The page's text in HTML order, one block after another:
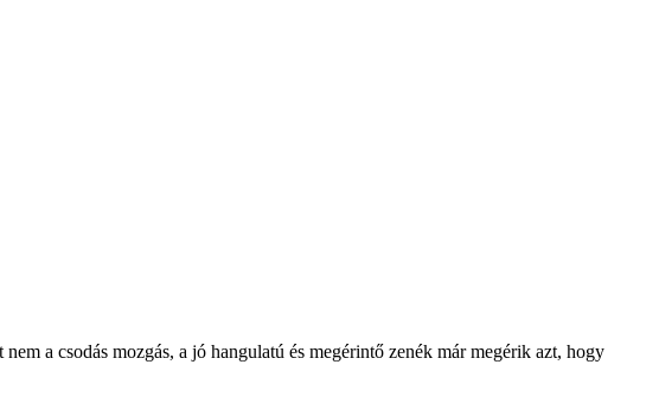
a csodás mozgás, a jó hangulatú és megérintő zenék már megérik azt, hogy